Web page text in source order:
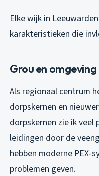
Elke wijk in
karakteristieken die
Grou en omgeving
Als regionaal centrum
dorpskernen en
dorpskernen zie ik veel
leidingen door de
hebben moderne PEX-
problemen geven.